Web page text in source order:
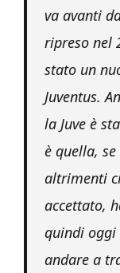
va avanti
ripreso nel
stato un
Juventus.
la Juve è
è quella,
altrimenti
accettato,
quindi
andare a